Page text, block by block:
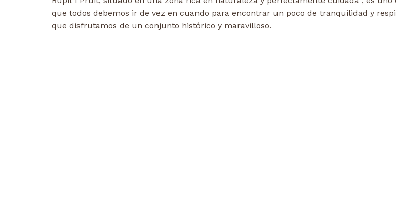
que todos debemos ir de vez en cuando para encontrar un poco de tranquilidad y
que disfrutamos de un conjunto histórico y maravilloso.